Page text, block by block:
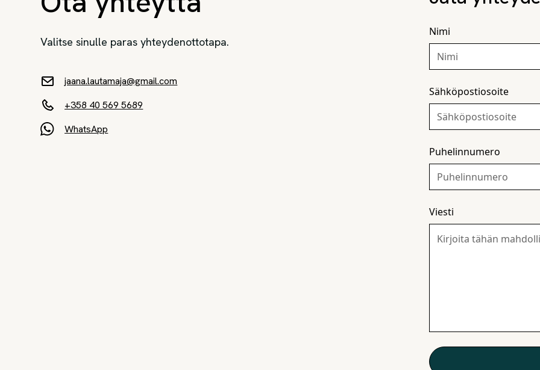
Valitse sinulle paras yhteydenottotapa.
jaana.lautamaja@gmail.com
+358 40 569 5689
WhatsApp
Nimi
Sähköpostiosoite
Puhelinnumero
Viesti